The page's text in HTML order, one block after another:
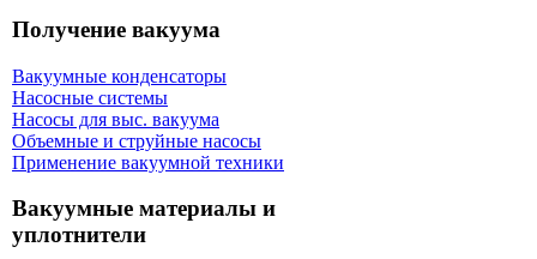
Получение вакуума
Вакуумные конденсаторы
Насосные системы
Насосы для выс. вакуума
Объемные и струйные насосы
Применение вакуумной техники
Вакуумные материалы и
уплотнители